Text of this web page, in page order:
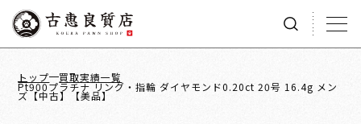
トップ 買取実績一覧
Pt900プラチナ リング・指輪 ダイヤモンド0.20ct 20号 16.4g メン
ズ【中古】【美品】